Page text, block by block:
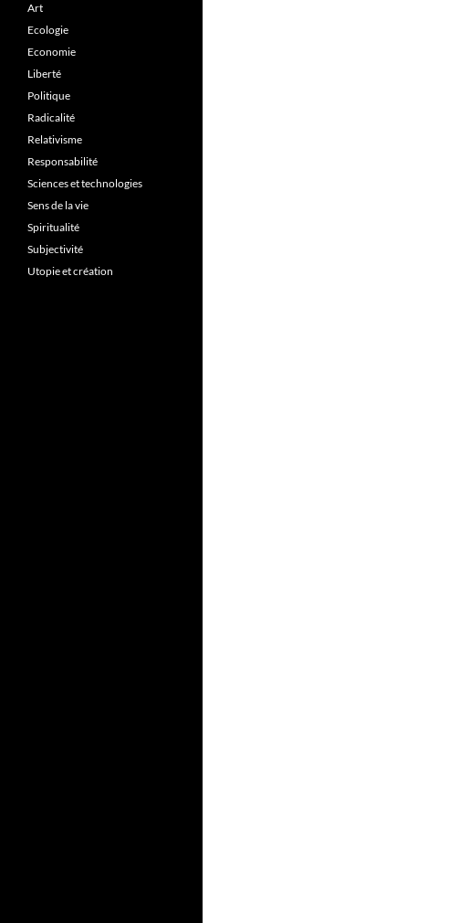
Art
Ecologie
Economie
Liberté
Politique
Radicalité
Relativisme
Responsabilité
Sciences et technologies
Sens de la vie
Spiritualité
Subjectivité
Utopie et création